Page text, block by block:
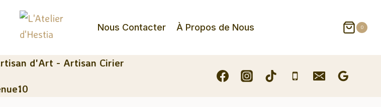
Nous Contacter À Propos de Nous 0
d'Art - Artisan Cirier